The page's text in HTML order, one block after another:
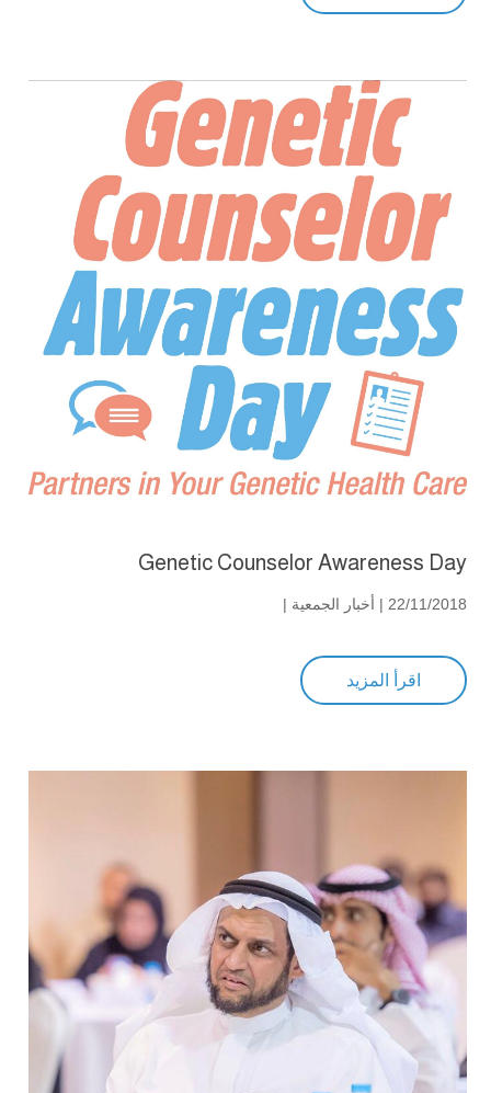
Genetic Counselor Awareness Day
22/11/2018 | أخبار الجمعية |
اقرأ المزيد